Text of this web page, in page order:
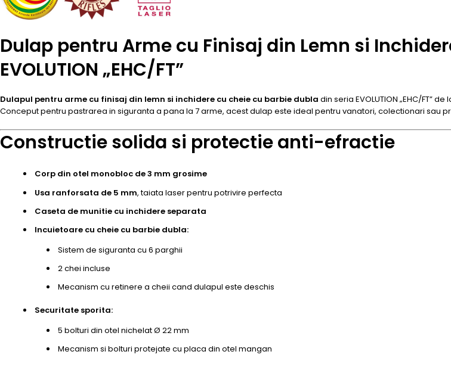
Dulap pentru Arme cu Finisaj din Lemn si
EVOLUTION „EHC/FT”
Dulapul pentru arme cu finisaj din lemn si inchidere cu cheie cu barbie dubla din seria EVOLUTION „EHC/
Conceput pentru pastrarea in siguranta a pana la 7 arme, acest dulap este ideal pentru vanatori, colectionari sau
Constructie solida si protectie anti-efractie
Corp din otel monobloc de 3 mm grosime
Usa ranforsata de 5 mm, taiata laser pentru potrivire perfecta
Caseta de munitie cu inchidere separata
Incuietoare cu cheie cu barbie dubla:
Sistem de siguranta cu 6 parghii
2 chei incluse
Mecanism cu retinere a cheii cand dulapul este deschis
Securitate sporita:
5 bolturi din otel nichelat Ø 22 mm
Mecanism si bolturi protejate cu placa din otel mangan